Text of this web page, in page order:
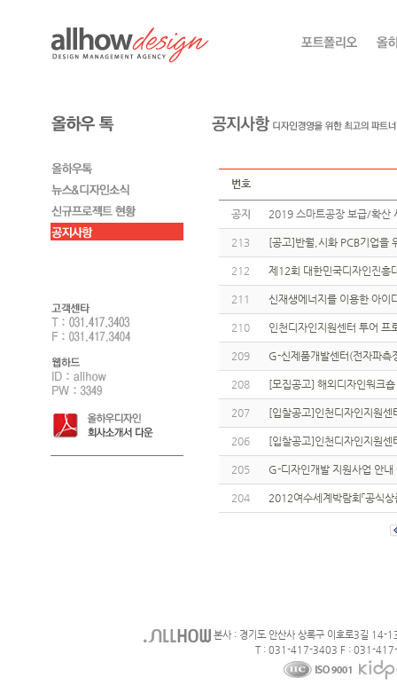
번호
공지 2019 스마트공장 보급/확
213 [공고]반월,시화 PCB기업을
212 제12회 대한민국디자인진흥
211 신재생에너지를 이용한 아
210 인천디자인지원센터 투어 프
209 G-신제품개발센터(전자파
208 [모집공고] 해외디자인워크
207 [입찰공고]인천디자인지원
206 [입찰공고]인천디자인지원
205 G-디자인개발 지원사업 안
204 2012여수세계박람회「공식
본사 : 경기도 안산사 상록구 이호로3길 14-
T : 031-417-3403 F : 031-